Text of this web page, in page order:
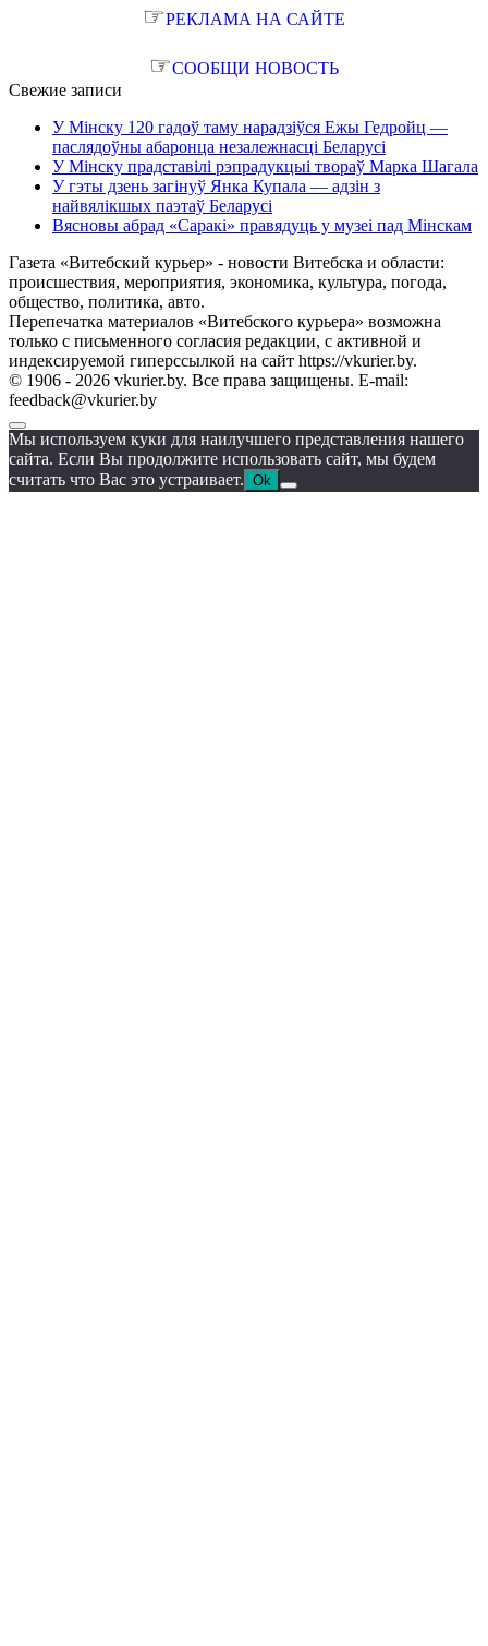
☞РЕКЛАМА НА САЙТЕ
☞СООБЩИ НОВОСТЬ
Свежие записи
У Мінску 120 гадоў таму нарадзіўся Ежы Гедройц —
паслядоўны абаронца незалежнасці Беларусі
У Мінску прадставілі рэпрадукцыі твораў Марка Шагала
У гэты дзень загінуў Янка Купала — адзін з
найвялікшых паэтаў Беларусі
Вясновы абрад «Саракі» правядуць у музеі пад Мінскам
Газета «Витебский курьер» - новости Витебска и области:
происшествия, мероприятия, экономика, культура, погода,
общество, политика, авто.
Перепечатка материалов «Витебского курьера» возможна
только с письменного согласия редакции, с активной и
индексируемой гиперссылкой на сайт https://vkurier.by.
© 1906 - 2026 vkurier.by. Все права защищены. E-mail:
feedback@vkurier.by
Мы используем куки для наилучшего представления нашего
сайта. Если Вы продолжите использовать сайт, мы будем
считать что Вас это устраивает. Ok